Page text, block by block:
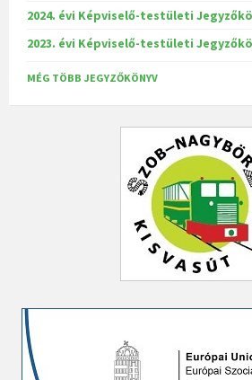
2024. évi Képviselő-testületi
2023. évi Képviselő-testületi
MÉG TÖBB JEGYZŐKÖNYV